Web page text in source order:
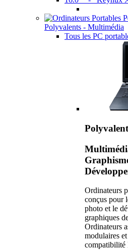
Polyvalents - Multimédia
Tous les PC
Ordinateurs
conçus pour
photo et le
graphiques
Ordinateurs
modulaires
compatibilité